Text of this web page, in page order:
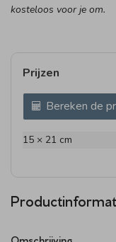
kosteloos voor je om.
Prijzen
Bereken de
15 × 21 cm